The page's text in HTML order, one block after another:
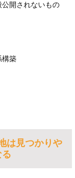
開されないもの
構築
は見つかりや